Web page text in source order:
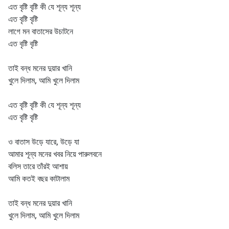
এত বৃষ্টি বৃষ্টি কী যে শূন্য শূন্য
এত বৃষ্টি বৃষ্টি
লাগে মন বাতাসের উচাটনে
এত বৃষ্টি বৃষ্টি
তাই বন্ধ মনের দুয়ার খানি
খুলে দিলাম, আমি খুলে দিলাম
এত বৃষ্টি বৃষ্টি কী যে শূন্য শূন্য
এত বৃষ্টি বৃষ্টি
ও বাতাস উড়ে যারে, উড়ে যা
আমার শূন্য মনের খবর নিয়ে পারুলবনে
বলিস তারে তাঁরই আশায়
আমি কতই বছর কাটালাম
তাই বন্ধ মনের দুয়ার খানি
খুলে দিলাম, আমি খুলে দিলাম